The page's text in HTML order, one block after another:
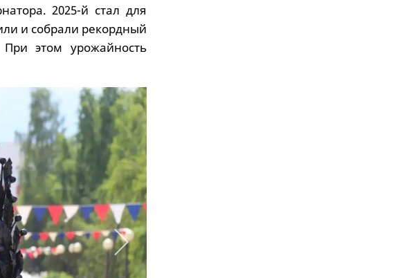
2025-й стал для
и собрали рекордный
этом урожайность